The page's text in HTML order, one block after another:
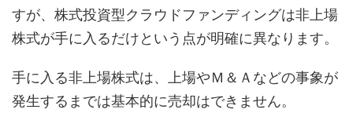
すが、株式投資型クラウドファンディングは非上場
株式が手に入るだけという点が明確に異なります。
手に入る非上場株式は、上場やＭ＆Ａなどの事象が
発生するまでは基本的に売却はできません。